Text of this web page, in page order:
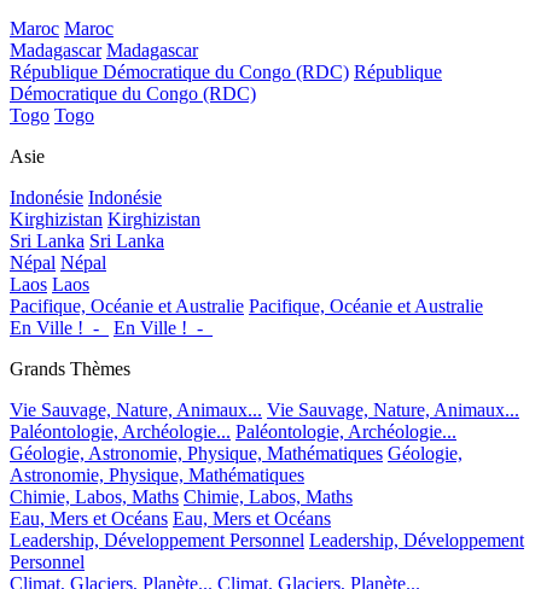
Maroc Maroc
Madagascar Madagascar
République Démocratique du Congo (RDC) République
Démocratique du Congo (RDC)
Togo Togo
Asie
Indonésie Indonésie
Kirghizistan Kirghizistan
Sri Lanka Sri Lanka
Népal Népal
Laos Laos
Pacifique, Océanie et Australie Pacifique, Océanie et Australie
En Ville !_-_
En Ville !_-_
Grands Thèmes
Vie Sauvage, Nature, Animaux... Vie Sauvage, Nature, Animaux...
Paléontologie, Archéologie... Paléontologie, Archéologie...
Géologie, Astronomie, Physique, Mathématiques Géologie,
Astronomie, Physique, Mathématiques
Chimie, Labos, Maths Chimie, Labos, Maths
Eau, Mers et Océans Eau, Mers et Océans
Leadership, Développement Personnel Leadership, Développement
Personnel
Climat, Glaciers, Planète... Climat, Glaciers, Planète...